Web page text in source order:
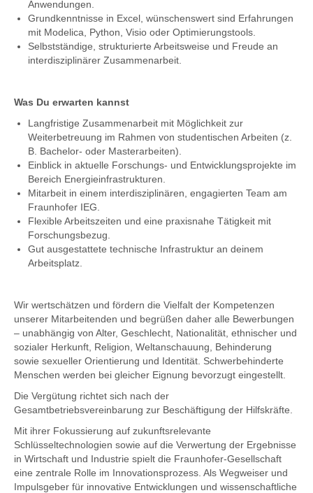
Anwendungen.
Grundkenntnisse in Excel, wünschenswert sind Erfahrungen
mit Modelica, Python, Visio oder Optimierungstools.
Selbstständige, strukturierte Arbeitsweise und Freude an
interdisziplinärer Zusammenarbeit.
Was Du erwarten kannst
Langfristige Zusammenarbeit mit Möglichkeit zur
Weiterbetreuung im Rahmen von studentischen Arbeiten (z.
B. Bachelor- oder Masterarbeiten).
Einblick in aktuelle Forschungs- und Entwicklungsprojekte im
Bereich Energieinfrastrukturen.
Mitarbeit in einem interdisziplinären, engagierten Team am
Fraunhofer IEG.
Flexible Arbeitszeiten und eine praxisnahe Tätigkeit mit
Forschungsbezug.
Gut ausgestattete technische Infrastruktur an deinem
Arbeitsplatz.
Wir wertschätzen und fördern die Vielfalt der Kompetenzen
unserer Mitarbeitenden und begrüßen daher alle Bewerbungen
– unabhängig von Alter, Geschlecht, Nationalität, ethnischer und
sozialer Herkunft, Religion, Weltanschauung, Behinderung
sowie sexueller Orientierung und Identität. Schwerbehinderte
Menschen werden bei gleicher Eignung bevorzugt eingestellt.
Die Vergütung richtet sich nach der
Gesamtbetriebsvereinbarung zur Beschäftigung der Hilfskräfte.
Mit ihrer Fokussierung auf zukunftsrelevante
Schlüsseltechnologien sowie auf die Verwertung der Ergebnisse
in Wirtschaft und Industrie spielt die Fraunhofer-Gesellschaft
eine zentrale Rolle im Innovationsprozess. Als Wegweiser und
Impulsgeber für innovative Entwicklungen und wissenschaftliche